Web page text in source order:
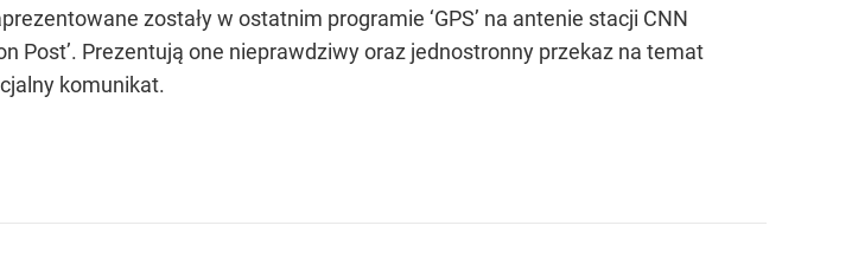
zostały w ostatnim programie ‘GPS’ na antenie stacji CNN
Post’. Prezentują one nieprawdziwy oraz jednostronny przekaz na temat
komunikat.